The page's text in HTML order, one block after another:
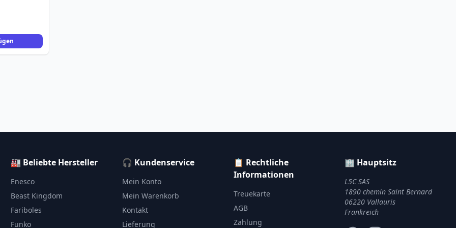
🏭 Beliebte Hersteller
Enesco
Beast Kingdom
Fariboles
Funko
🎧 Kundenservice
Mein Konto
Mein Warenkorb
Kontakt
Lieferung
📋 Rechtliche
Informationen
Treuekarte
AGB
Zahlung
🏢 Hauptsitz
L5C SAS
1890 chemin Saint Bernard
06220 Vallauris
Frankreich